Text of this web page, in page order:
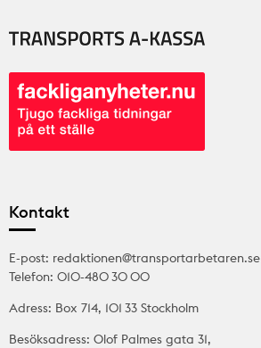
Kontakt
E-post: redaktionen@transportarbetaren.se
Telefon: 010-480 30 00
Adress: Box 714, 101 33 Stockholm
Besöksadress: Olof Palmes gata 31,